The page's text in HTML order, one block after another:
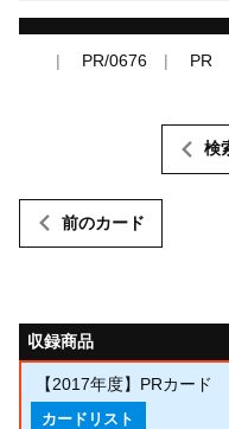
PR/0676 PR
前のカード
検
収録商品
【2017年度】PRカード
カードリスト